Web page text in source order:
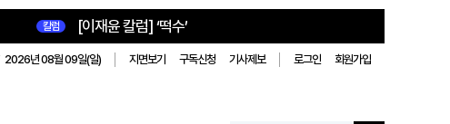
칼럼 [이재윤 칼럼] ‘떡수’
2026년 08월 09일(일) 지면보기 구독신청 기사제보 로그인 회원가입